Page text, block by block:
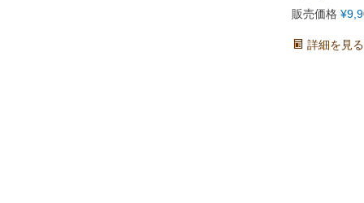
販売価格 ¥
詳細を見る